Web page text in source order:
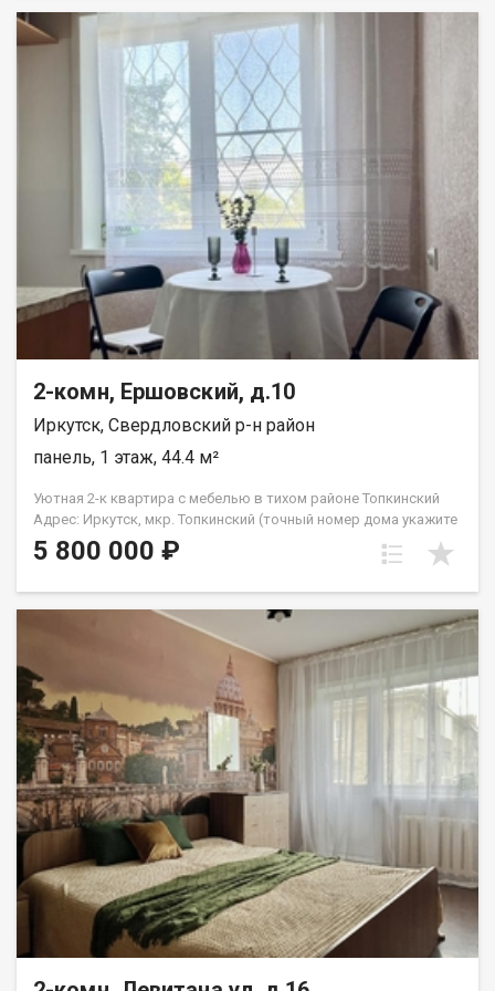
Этаж: 2 из 4. Планировка: раздельные комнаты можно
использовать как спальню и детскую, гостиную и кабинет или
по другому удобному сценарию. Состояние: жилое. Отделка:
стены: оклеены обоями; полы: частично ламинат (в жилых
комнатах), частично линолеум (на кухне и в коридоре)
практично и долговечно; окна: ПВХ-профили тепло и тихо, не
нужно менять в ближайшее время; сантехника: полностью
заменена надёжная работа без срочных вложений. Локация и
инфраструктура: в шаговой доступности школы, детские
сады, поликлиники, магазины и остановки общественного
транспорта; удобная транспортная развязка легко добраться
в любую часть города. Полная информация и бесплатная
консультация у менеджера, связавшись по телефону или
посетив наш офис расположенный по адресу: г. Иркутск, ул.
Омулевского, 20/1.
2-комн, Ершовский, д.10
Иркутск, Свердловский р-н район
панель, 1 этаж, 44.4 м²
Уютная 2-к квартира с мебелью в тихом районе Топкинский
Адрес: Иркутск, мкр. Топкинский (точный номер дома укажите
в параметрах) Параметры: 2-комнатная квартира | 1 этаж |
Раздельная планировка Идеальный вариант для семьи с
каждого будет свое личное пространство. Состояние:
Выполнен косметический ремонт, квартира очень теплая и
светлая. На полу постелен практичный линолеум. Бонус: При
продаже остается вся мебель! Отличная экономия на
обустройстве. Расположение окон: Окна выходят на дорогу,
но район настолько тихий и зеленый, а трафик настолько
редкий, что шум машин вас абсолютно не побеспокоит. О
ДОМЕ И ПОДЪЕЗДЕ: Чистый, ухоженный подъезд без
посторонних запахов. Порядочные и спокойные соседи.
Благоустроенный и аккуратный двор с зонами для прогулок.
РАЗВИТАЯ ИНФРАСТРУКТУРА (все в шаговой доступности):
Для детей: Детские сады Сказка и №156, средняя школа №50
вашим детям не придется далеко ходить. Для комфорта:
Супермаркеты, продуктовые магазины, аптеки и пункты
выдачи заказов прямо рядом с домом. Транспорт: Остановка
общественного транспорта в паре минут ходьбы, легко уехать
в любой район города. УСЛОВИЯ ПРОДАЖИ: Квартира
полностью готова к сделке. Документы в порядке. Подходит
5 800 000 ₽